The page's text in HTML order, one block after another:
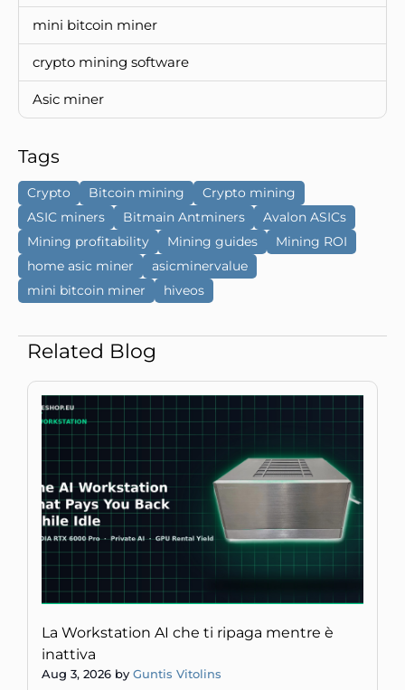
mini bitcoin miner
crypto mining software
Asic miner
Tags
Crypto Bitcoin mining
Crypto mining
ASIC miners
Bitmain Antminers
Avalon ASICs
Mining profitability
Mining guides
Mining ROI
home asic miner
asicminervalue
mini bitcoin miner
hiveos
Related Blog
La Workstation AI che ti ripaga mentre è
inattiva
Aug 3, 2026 by Guntis Vitolins